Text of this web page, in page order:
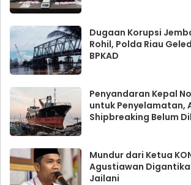
Dugaan Korupsi
Rohil, Polda Riau
BPKAD
Penyandaran Kepal
untuk Penyelamatan,
Shipbreaking Belum
Mundur dari Ketua
Agustiawan
Jailani